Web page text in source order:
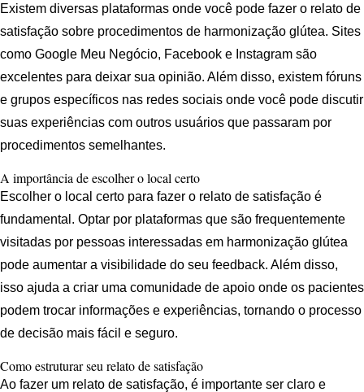
Existem diversas plataformas onde você pode fazer o relato de
satisfação sobre procedimentos de harmonização glútea. Sites
como Google Meu Negócio, Facebook e Instagram são
excelentes para deixar sua opinião. Além disso, existem fóruns
e grupos específicos nas redes sociais onde você pode discutir
suas experiências com outros usuários que passaram por
procedimentos semelhantes.
A importância de escolher o local certo
Escolher o local certo para fazer o relato de satisfação é
fundamental. Optar por plataformas que são frequentemente
visitadas por pessoas interessadas em harmonização glútea
pode aumentar a visibilidade do seu feedback. Além disso,
isso ajuda a criar uma comunidade de apoio onde os pacientes
podem trocar informações e experiências, tornando o processo
de decisão mais fácil e seguro.
Como estruturar seu relato de satisfação
Ao fazer um relato de satisfação, é importante ser claro e